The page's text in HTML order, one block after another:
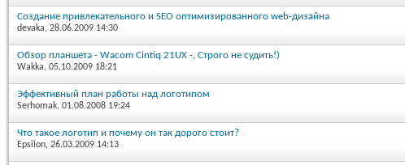
Создание привлекательного и SEO оптимизированного web-дизайна
devaka, 28.06.2009 14:30
Обзор планшета - Wacom Cintiq 21UX -, Строго не судить!)
Wakka, 05.10.2009 18:21
Эффективный план работы над логотипом
Serhomak, 01.08.2008 19:24
Что такое логотип и почему он так дорого стоит?
Epsilon, 26.03.2009 14:13